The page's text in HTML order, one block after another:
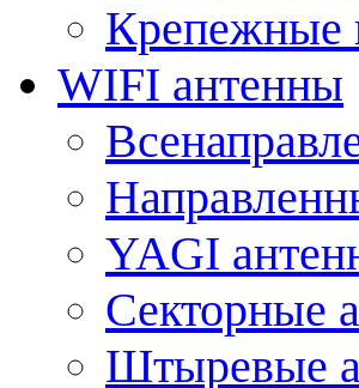
Крепежные
WIFI антенны
YAGI
Секторные
Штыревые